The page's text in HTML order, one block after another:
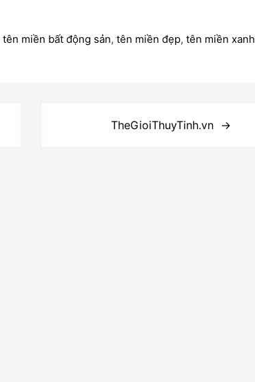
tên miền bất động sản, tên miền đẹp, tên miền xanh
TheGioiThuyTinh.vn